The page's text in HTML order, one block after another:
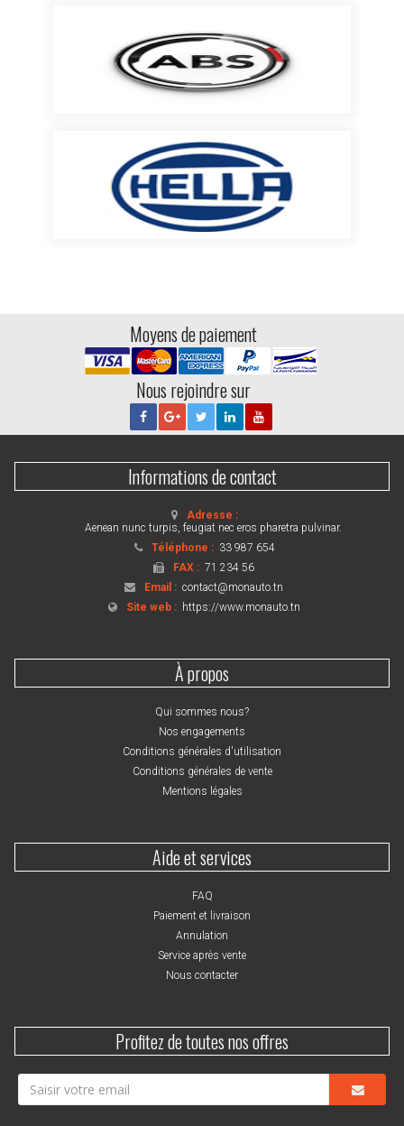
Moyens de paiement
Nous rejoindre sur
Informations de contact
Adresse :
Aenean nunc turpis, feugiat nec eros pharetra pulvinar.
Téléphone : 33 987 654
FAX :71 234 56
Email :contact@monauto.tn
Site web : https://www.monauto.tn
À propos
Qui sommes nous?
Nos engagements
Conditions générales d'utilisation
Conditions générales de vente
Mentions légales
Aide et services
FAQ
Paiement et livraison
Annulation
Service après vente
Nous contacter
Profitez de toutes nos offres